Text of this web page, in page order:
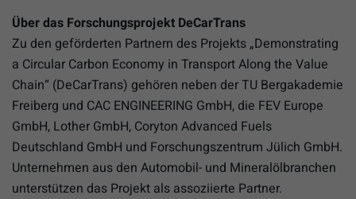
Über das Forschungsprojekt DeCarTrans
Zu den geförderten Partnern des Projekts „Demonstrating
a Circular Carbon Economy in Transport Along the Value
Chain“ (DeCarTrans) gehören neben der TU Bergakademie
Freiberg und CAC ENGINEERING GmbH, die FEV Europe
GmbH, Lother GmbH, Coryton Advanced Fuels
Deutschland GmbH und Forschungszentrum Jülich GmbH.
Unternehmen aus den Automobil- und Mineralölbranchen
unterstützen das Projekt als assoziierte Partner.